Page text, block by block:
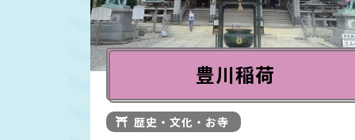
豊川稲荷
歴史・文化・お寺